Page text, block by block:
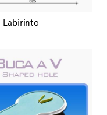
Labirinto